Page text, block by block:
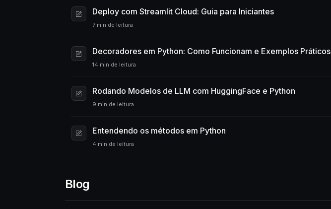
Deploy com Streamlit Cloud: Guia para Iniciantes
7 min de leitura
Decoradores em Python: Como Funcionam e Exemplos Práticos
14 min de leitura
Rodando Modelos de LLM com HuggingFace e Python
9 min de leitura
Entendendo os métodos em Python
4 min de leitura
Blog